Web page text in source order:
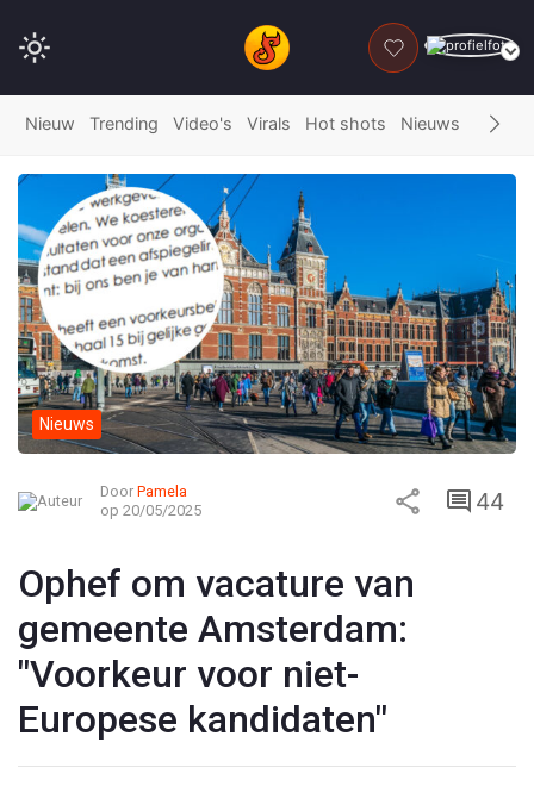
DONEER
Nieuw Trending Video's Virals Hot shots Nieuws Fails
Nieuws
Door Pamela
op 20/05/2025
44
Ophef om vacature van
gemeente Amsterdam:
"Voorkeur voor niet-
Europese kandidaten"